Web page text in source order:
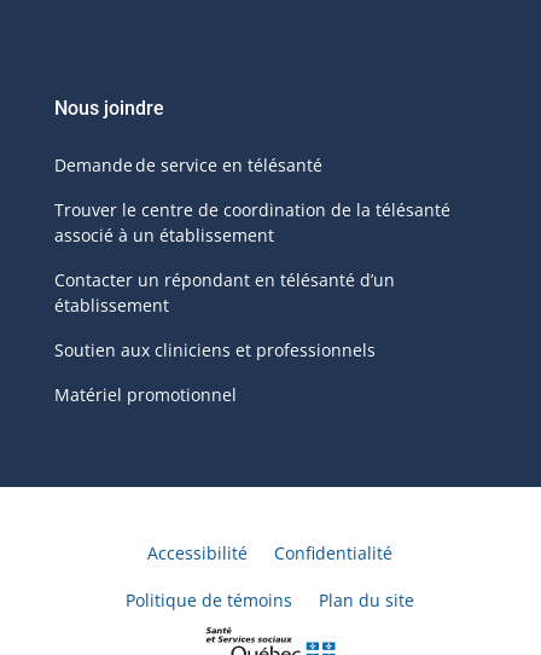
Nous joindre
Demande de service en télésanté
Trouver le centre de coordination de la télésanté
associé à un établissement
Contacter un répondant en télésanté d’un
établissement
Soutien aux cliniciens et professionnels
Matériel promotionnel
Accessibilité Confidentialité
Politique de témoins Plan du site